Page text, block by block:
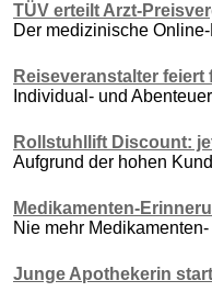
TÜV erteilt Arzt-
Der medizinische
Reiseveranstalter
Individual- und
Rollstuhllift Discount:
Aufgrund der hohen
Medikamenten-
Nie mehr
Junge Apothekerin